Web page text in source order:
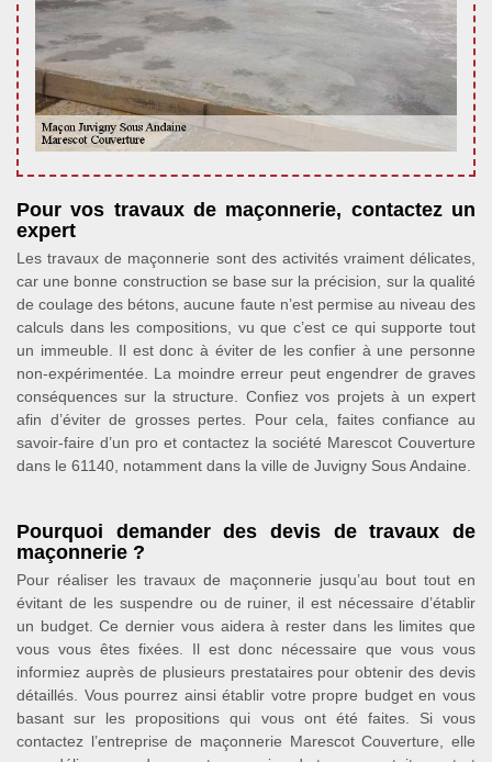
Pour vos travaux de maçonnerie, contactez un
expert
Les travaux de maçonnerie sont des activités vraiment délicates,
car une bonne construction se base sur la précision, sur la qualité
de coulage des bétons, aucune faute n’est permise au niveau des
calculs dans les compositions, vu que c’est ce qui supporte tout
un immeuble. Il est donc à éviter de les confier à une personne
non-expérimentée. La moindre erreur peut engendrer de graves
conséquences sur la structure. Confiez vos projets à un expert
afin d’éviter de grosses pertes. Pour cela, faites confiance au
savoir-faire d’un pro et contactez la société Marescot Couverture
dans le 61140, notamment dans la ville de Juvigny Sous Andaine.
Pourquoi demander des devis de travaux de
maçonnerie ?
Pour réaliser les travaux de maçonnerie jusqu’au bout tout en
évitant de les suspendre ou de ruiner, il est nécessaire d’établir
un budget. Ce dernier vous aidera à rester dans les limites que
vous vous êtes fixées. Il est donc nécessaire que vous vous
informiez auprès de plusieurs prestataires pour obtenir des devis
détaillés. Vous pourrez ainsi établir votre propre budget en vous
basant sur les propositions qui vous ont été faites. Si vous
contactez l’entreprise de maçonnerie Marescot Couverture, elle